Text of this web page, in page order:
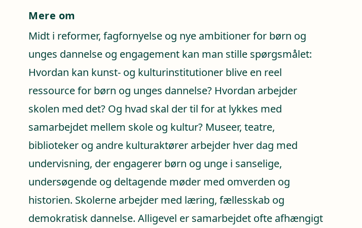
Mere om
Midt i reformer, fagfornyelse og nye ambitioner for børn og
unges dannelse og engagement kan man stille spørgsmålet:
Hvordan kan kunst- og kulturinstitutioner blive en reel
ressource for børn og unges dannelse? Hvordan arbejder
skolen med det? Og hvad skal der til for at lykkes med
samarbejdet mellem skole og kultur? Museer, teatre,
biblioteker og andre kulturaktører arbejder hver dag med
undervisning, der engagerer børn og unge i sanselige,
undersøgende og deltagende møder med omverden og
historien. Skolerne arbejder med læring, fællesskab og
demokratisk dannelse. Alligevel er samarbejdet ofte afhængigt